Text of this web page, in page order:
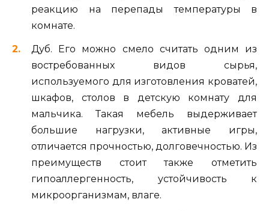
реакцию на перепады температуры в
комнате.
Дуб. Его можно смело считать одним из
востребованных видов сырья,
используемого для изготовления кроватей,
шкафов, столов в детскую комнату для
мальчика. Такая мебель выдерживает
большие нагрузки, активные игры,
отличается прочностью, долговечностью. Из
преимуществ стоит также отметить
гипоаллергенность, устойчивость к
микроорганизмам, влаге.